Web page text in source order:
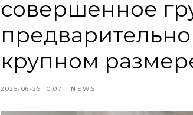
совершенное
крупном
2025-06-29 10:07 NEWS